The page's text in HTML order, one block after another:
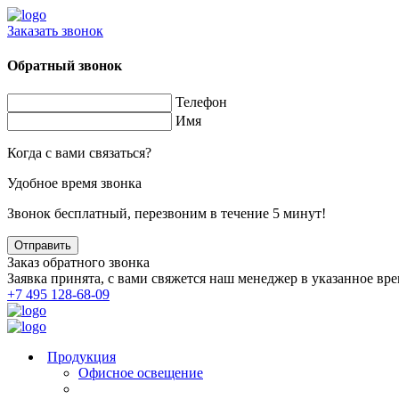
Заказать звонок
Обратный звонок
Телефон
Имя
Когда с вами связаться?
Удобное время звонка
Звонок бесплатный, перезвоним в течение 5 минут!
Заказ обратного звонка
Заявка принята, с вами свяжется наш менеджер в указанное
+7 495 128-68-09
Продукция
Офисное освещение